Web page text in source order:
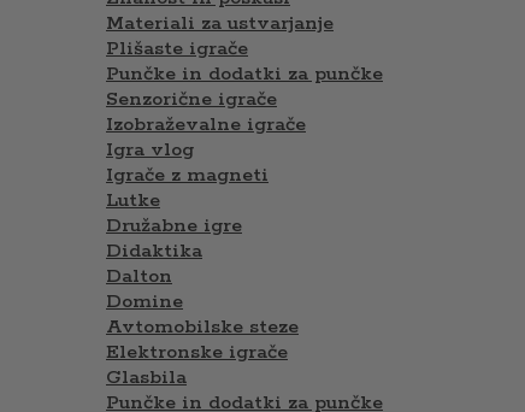
Materiali za ustvarjanje
Plišaste igrače
Punčke in dodatki za punčke
Senzorične igrače
Izobraževalne igrače
Igra vlog
Igrače z magneti
Lutke
Družabne igre
Didaktika
Dalton
Domine
Avtomobilske steze
Elektronske igrače
Glasbila
Punčke in dodatki za punčke